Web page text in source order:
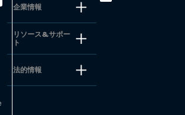
企業情報
リソース&サポー
ト
法的情報